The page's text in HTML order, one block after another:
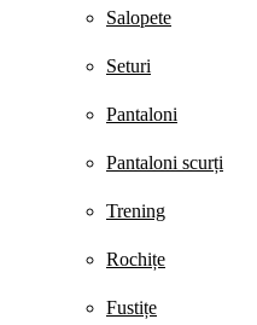
Salopete
Seturi
Pantaloni
Pantaloni scurți
Trening
Rochițe
Fustițe